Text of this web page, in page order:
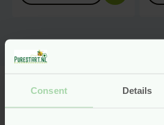
Consent Details
Natuurlijke